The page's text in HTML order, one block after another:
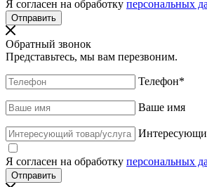
Я согласен на обработку персональных
Обратный звонок
Представьтесь, мы вам перезвоним.
Телефон*
Ваше имя
Я согласен на обработку персональных